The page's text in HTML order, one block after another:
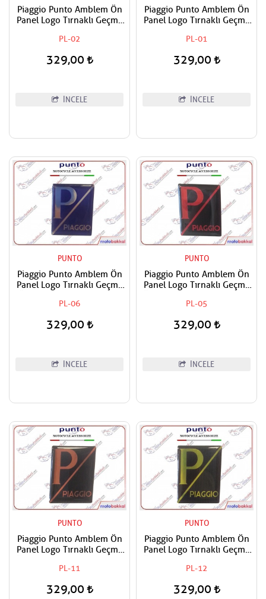
Piaggio Punto Amblem Ön
Panel Logo Tırnaklı Geçme
Mavi
PL-02
329,00
İNCELE
Piaggio Punto Amblem Ön
Panel Logo Tırnaklı Geçme
Bayrak Renkleri
PL-01
329,00
İNCELE
PUNTO
Piaggio Punto Amblem Ön
Panel Logo Tırnaklı Geçme
mavi-Gümüş
PL-06
329,00
İNCELE
PUNTO
Piaggio Punto Amblem Ön
Panel Logo Tırnaklı Geçme
Kırmızı
PL-05
329,00
İNCELE
PUNTO
Piaggio Punto Amblem Ön
Panel Logo Tırnaklı Geçme
Oranj
PL-11
329,00
PUNTO
Piaggio Punto Amblem Ön
Panel Logo Tırnaklı Geçme
Sarı
PL-12
329,00